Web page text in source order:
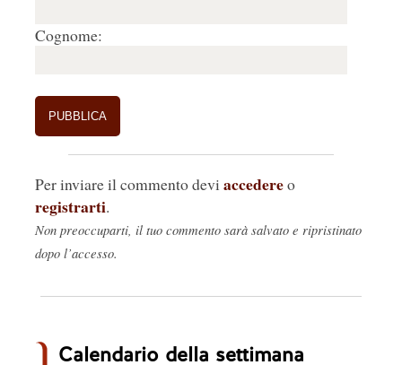
Cognome:
Per inviare il commento devi accedereo
registrarti.
Non preoccuparti, il tuo commento sarà salvato e ripristinato
dopo l’accesso.
Calendario della settimana